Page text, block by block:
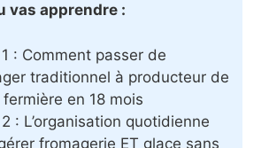
vas apprendre :
: Comment passer de
traditionnel à producteur de
fermière en 18 mois
: L’organisation quotidienne
fromagerie ET glace sans